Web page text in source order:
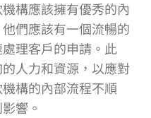
構應該擁有優秀的內
們應該有一個流暢的
理客戶的申請。此
人力和資源，以應對
構的內部流程不順
響。